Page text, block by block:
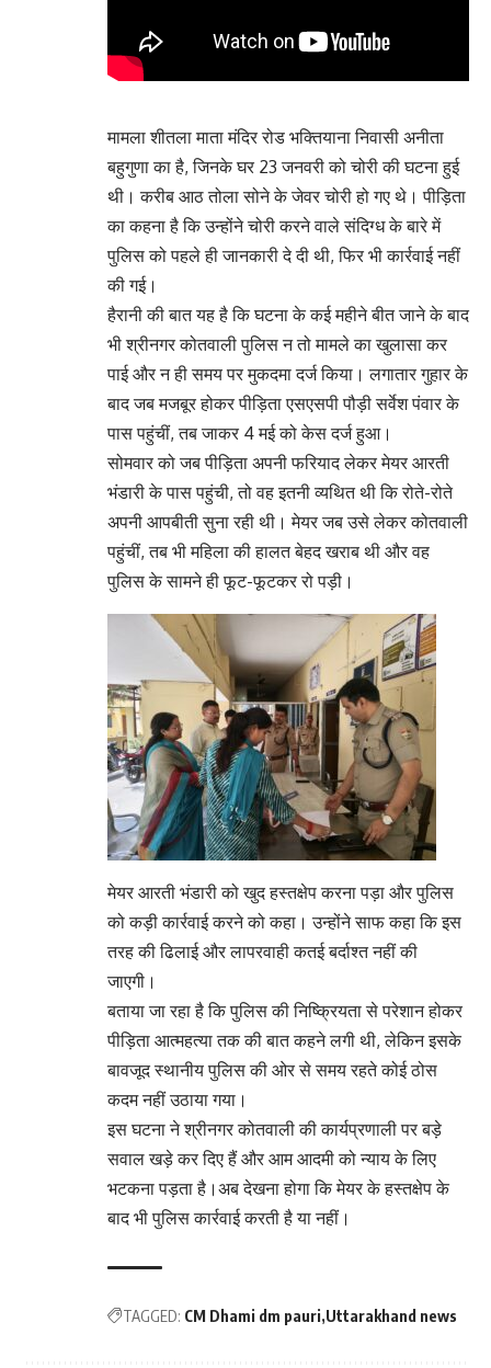
मामला शीतला माता मंदिर रोड भक्तियाना निवासी अनीता
बहुगुणा का है, जिनके घर 23 जनवरी को चोरी की घटना हुई
थी। करीब आठ तोला सोने के जेवर चोरी हो गए थे। पीड़िता
का कहना है कि उन्होंने चोरी करने वाले संदिग्ध के बारे में
पुलिस को पहले ही जानकारी दे दी थी, फिर भी कार्रवाई नहीं
की गई।
हैरानी की बात यह है कि घटना के कई महीने बीत जाने के बाद
भी श्रीनगर कोतवाली पुलिस न तो मामले का खुलासा कर
पाई और न ही समय पर मुकदमा दर्ज किया। लगातार गुहार के
बाद जब मजबूर होकर पीड़िता एसएसपी पौड़ी सर्वेश पंवार के
पास पहुंचीं, तब जाकर 4 मई को केस दर्ज हुआ।
सोमवार को जब पीड़िता अपनी फरियाद लेकर मेयर आरती
भंडारी के पास पहुंची, तो वह इतनी व्यथित थी कि रोते-रोते
अपनी आपबीती सुना रही थी। मेयर जब उसे लेकर कोतवाली
पहुंचीं, तब भी महिला की हालत बेहद खराब थी और वह
पुलिस के सामने ही फूट-फूटकर रो पड़ी।
मेयर आरती भंडारी को खुद हस्तक्षेप करना पड़ा और पुलिस
को कड़ी कार्रवाई करने को कहा। उन्होंने साफ कहा कि इस
तरह की ढिलाई और लापरवाही कतई बर्दाश्त नहीं की
जाएगी।
बताया जा रहा है कि पुलिस की निष्क्रियता से परेशान होकर
पीड़िता आत्महत्या तक की बात कहने लगी थी, लेकिन इसके
बावजूद स्थानीय पुलिस की ओर से समय रहते कोई ठोस
कदम नहीं उठाया गया।
इस घटना ने श्रीनगर कोतवाली की कार्यप्रणाली पर बड़े
सवाल खड़े कर दिए हैं और आम आदमी को न्याय के लिए
भटकना पड़ता है।अब देखना होगा कि मेयर के हस्तक्षेप के
बाद भी पुलिस कार्रवाई करती है या नहीं।
TAGGED: CM Dhami dm pauri Uttarakhand news